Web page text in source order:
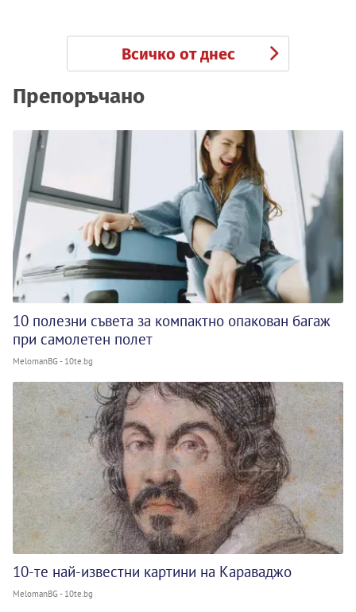
Всичко от днес
Препоръчано
10 полезни съвета за компактно опакован багаж
при самолетен полет
MelomanBG - 10te.bg
10-те най-известни картини на Караваджо
MelomanBG - 10te.bg